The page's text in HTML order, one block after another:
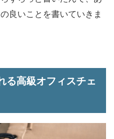
良いことを書いていきま
る高級オフィスチェ